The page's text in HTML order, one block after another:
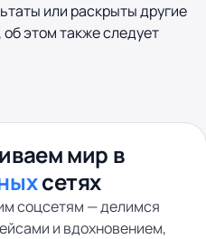
или раскрыты другие
этом также следует
мир в
сетях
соцсетям — делимся
и вдохновением,